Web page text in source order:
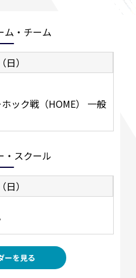
ム・チーム
日）
ック戦（HOME） 一般
・スクール
日）
ーを見る